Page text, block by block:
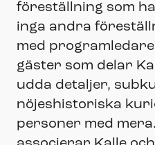
föreställning som
inga andra
med
gäster som delar
udda detaljer,
nöjeshistoriska
personer med